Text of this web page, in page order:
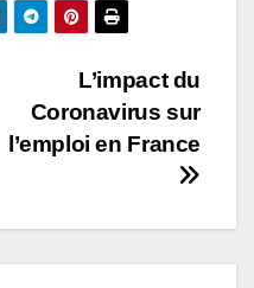
L’impact du
Coronavirus sur
l’emploi en France